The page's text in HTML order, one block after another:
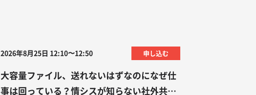
2026年8月25日 12:10〜12:50 申し込む
大容量ファイル、送れないはずなのになぜ仕
事は回っている？情シスが知らない社外共有